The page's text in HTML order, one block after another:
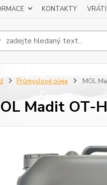
KONTAKTY
Průmyslové oleje MOL
Madit OT-